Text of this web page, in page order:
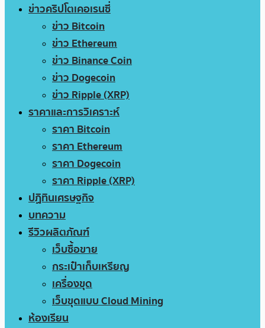
ข่าวคริปโตเคอเรนซี่
ข่าว Bitcoin
ข่าว Ethereum
ข่าว Binance Coin
ข่าว Dogecoin
ข่าว Ripple (XRP)
ราคาและการวิเคราะห์
ราคา Bitcoin
ราคา Ethereum
ราคา Dogecoin
ราคา Ripple (XRP)
ปฏิทินเศรษฐกิจ
บทความ
รีวิวผลิตภัณฑ์
เว็บซื้อขาย
กระเป๋าเก็บเหรียญ
เครื่องขุด
เว็บขุดแบบ Cloud Mining
ห้องเรียน